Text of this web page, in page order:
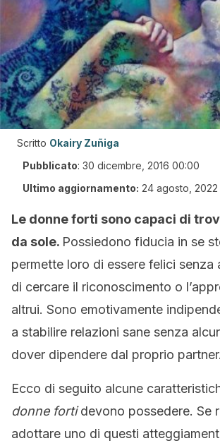
Scritto Okairy Zuñiga
Pubblicato: 30 dicembre, 2016 00:00
Ultimo aggiornamento: 24 agosto, 2022
Le donne forti sono capaci di
da sole. Possiedono fiducia in se
permette loro di essere felici senza
di cercare il riconoscimento o
altrui. Sono emotivamente
a stabilire relazioni sane senza
dover dipendere dal proprio partner.
Ecco di seguito alcune
donne fortidevono possedere. Se
adottare uno di questi